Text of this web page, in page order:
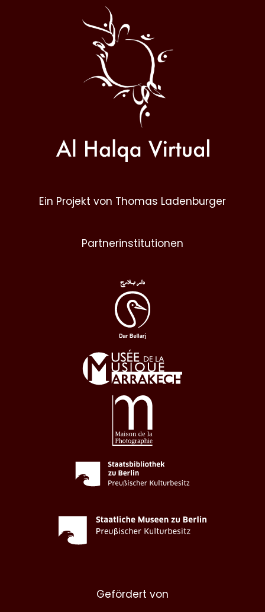
Halqa
Ein Projekt von Thomas Ladenburger
Partnerinstitutionen
Gefördert von